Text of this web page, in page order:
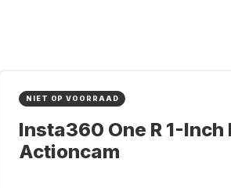
NIET OP VOORRAAD
Insta360 One R 1-Inch
Actioncam